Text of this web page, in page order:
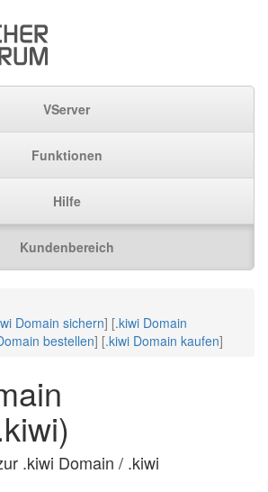
VServer
Funktionen
Hilfe
Kundenbereich
Domain sichern] [.kiwi Domain
bestellen] [.kiwi Domain kaufen]
.kiwi Domain / .kiwi